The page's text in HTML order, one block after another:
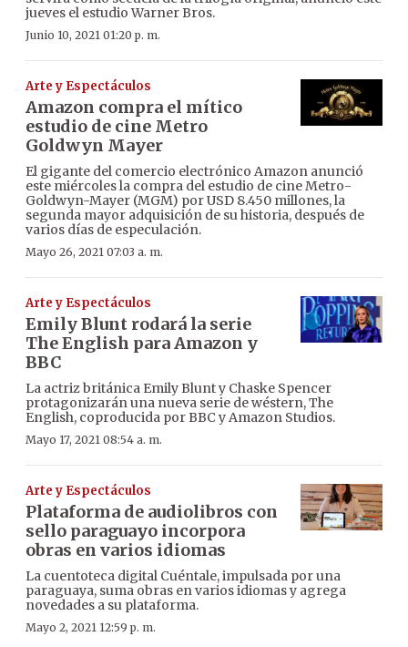
jueves el estudio Warner Bros.
Junio 10, 2021 01:20 p. m.
Arte y Espectáculos
Amazon compra el mítico
estudio de cine Metro
Goldwyn Mayer
El gigante del comercio electrónico Amazon anunció
este miércoles la compra del estudio de cine Metro-
Goldwyn-Mayer (MGM) por USD 8.450 millones, la
segunda mayor adquisición de su historia, después de
varios días de especulación.
Mayo 26, 2021 07:03 a. m.
Arte y Espectáculos
Emily Blunt rodará la serie
The English para Amazon y
BBC
La actriz británica Emily Blunt y Chaske Spencer
protagonizarán una nueva serie de wéstern, The
English, coproducida por BBC y Amazon Studios.
Mayo 17, 2021 08:54 a. m.
Arte y Espectáculos
Plataforma de audiolibros con
sello paraguayo incorpora
obras en varios idiomas
La cuentoteca digital Cuéntale, impulsada por una
paraguaya, suma obras en varios idiomas y agrega
novedades a su plataforma.
Mayo 2, 2021 12:59 p. m.